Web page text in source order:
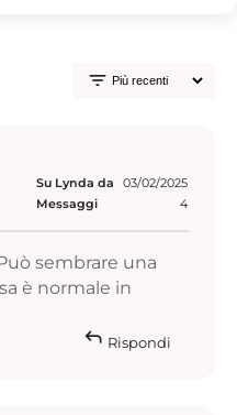
filter_list
Su Lynda da
03/02/2025
Messaggi
4
sembrare una
è normale in
reply Rispondi